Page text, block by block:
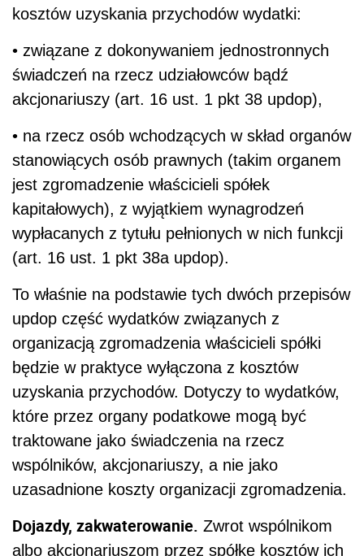
kosztów uzyskania przychodów wydatki:
• związane z dokonywaniem jednostronnych
świadczeń na rzecz udziałowców bądź
akcjonariuszy (art. 16 ust. 1 pkt 38 updop),
• na rzecz osób wchodzących w skład organów
stanowiących osób prawnych (takim organem
jest zgromadzenie właścicieli spółek
kapitałowych), z wyjątkiem wynagrodzeń
wypłacanych z tytułu pełnionych w nich funkcji
(art. 16 ust. 1 pkt 38a updop).
To właśnie na podstawie tych dwóch przepisów
updop część wydatków związanych z
organizacją zgromadzenia właścicieli spółki
będzie w praktyce wyłączona z kosztów
uzyskania przychodów. Dotyczy to wydatków,
które przez organy podatkowe mogą być
traktowane jako świadczenia na rzecz
wspólników, akcjonariuszy, a nie jako
uzasadnione koszty organizacji zgromadzenia.
Dojazdy, zakwaterowanie. Zwrot wspólnikom
albo akcjonariuszom przez spółkę kosztów ich